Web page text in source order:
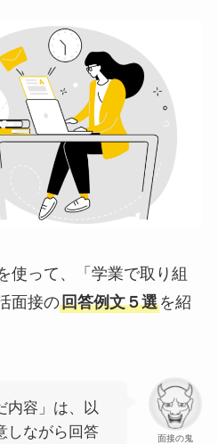
使って、「学業で取り組
面接の回答例文５選を紹
面接の鬼
内容」は、以
しながら回答